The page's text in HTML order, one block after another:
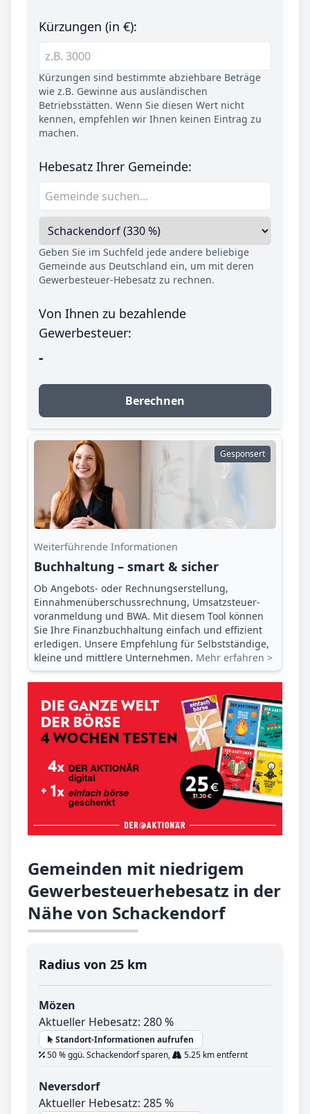
Kürzungen (in €):
Kürzungen sind bestimmte abziehbare Beträge
wie z.B. Gewinne aus ausländischen
Betriebsstätten. Wenn Sie diesen Wert nicht
kennen, empfehlen wir Ihnen keinen Eintrag zu
machen.
Hebesatz Ihrer Gemeinde:
Geben Sie im Suchfeld jede andere beliebige
Gemeinde aus Deutschland ein, um mit deren
Gewerbesteuer-Hebesatz zu rechnen.
Von Ihnen zu bezahlende
Gewerbesteuer:
-
Berechnen
Gesponsert
Weiterführende Informationen
Buchhaltung – smart & sicher
Ob Angebots- oder Rechnungserstellung,
Einnahmenüberschuss­rechnung, Umsatzsteuer­
voranmeldung und BWA. Mit diesem Tool können
Sie Ihre Finanz­buchhaltung einfach und effizient
erledigen. Unsere Empfehlung für Selbstständige,
kleine und mittlere Unternehmen. Mehr erfahren >
Gemeinden mit niedrigem
Gewerbesteuerhebesatz in der
Nähe von Schackendorf
Radius von 25 km
Mözen
Aktueller Hebesatz: 280 %
Standort-Informationen aufrufen
50 % ggü. Schackendorf sparen,
5.25 km entfernt
Neversdorf
Aktueller Hebesatz: 285 %